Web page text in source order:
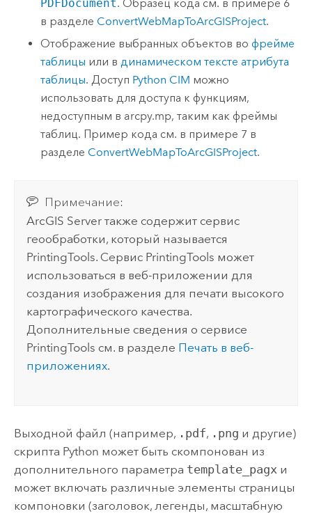
PDFDocument. Образец кода см. в примере 6
в разделе ConvertWebMapToArcGISProject.
Отображение выбранных объектов вофрейме
таблицы или вдинамическом тексте атрибута
таблицы. Доступ Python CIM можно
использовать для доступа к функциям,
недоступным в arcpy.mp, таким как фреймы
таблиц. Пример кода см. в примере 7 в
разделе ConvertWebMapToArcGISProject.
Примечание:
ArcGIS Server также содержит сервис
геообработки, который называется
PrintingTools. Сервис PrintingTools может
использоваться в веб-приложении для
создания изображения для печати высокого
картографического качества.
Дополнительные сведения о сервисе
PrintingTools см. в разделе Печать в веб-
приложениях.
Выходной файл (например, .pdf, .png и другие)
скрипта Python может быть скомпонован из
дополнительного параметра template_pagxи
может включать различные элементы страницы
компоновки (заголовок, легенды, масштабную